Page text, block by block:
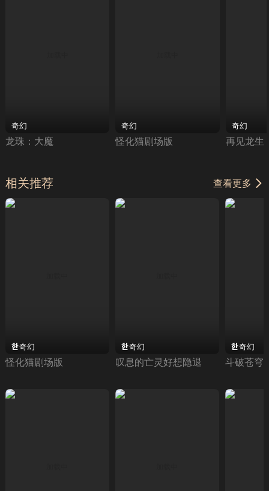
奇幻
龙珠：大魔
奇幻
怪化猫剧场版
奇幻
再见龙生
相关推荐 查看更多
奇幻
怪化猫剧场版
奇幻
叹息的亡灵好想隐退
奇幻
斗破苍穹